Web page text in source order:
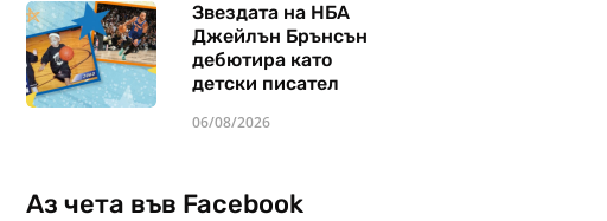
Звездата на НБА
Джейлън Брънсън
дебютира като
детски писател
06/08/2026
Аз чета във Facebook